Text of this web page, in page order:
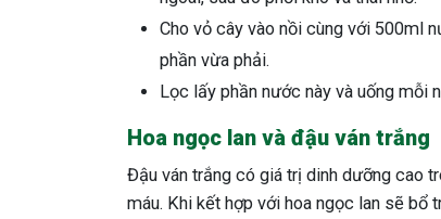
Cho vỏ cây vào nồi cùng với 500ml
phần vừa phải.
Lọc lấy phần nước này và uống mỗi
Hoa ngọc lan và đậu ván trắng
Đậu ván trắng có giá trị dinh dưỡng cao
máu. Khi kết hợp với hoa ngọc lan sẽ bổ